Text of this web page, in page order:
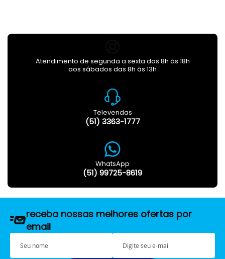
Atendimento de segunda a sexta das 8h às 18h
aos sábados das 8h às 13h
Televendas
(51) 3363-1777
WhatsApp
(51) 99725-8619
receba nossas melhores ofertas por
email
S
E